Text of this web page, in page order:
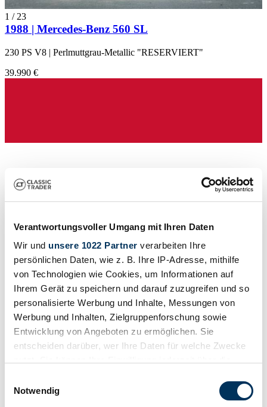
Verantwortungsvoller Umgang mit Ihren Daten
Wir und unsere 1022 Partner verarbeiten Ihre
persönlichen Daten, wie z. B. Ihre IP-Adresse, mithilfe
von Technologien wie Cookies, um Informationen auf
Ihrem Gerät zu speichern und darauf zuzugreifen und so
personalisierte Werbung und Inhalte, Messungen von
Werbung und Inhalten, Zielgruppenforschung sowie
Entwicklung von Angeboten zu ermöglichen. Sie
entscheiden darüber, wer Ihre Daten für welche Zwecke
Trigger Symbol ändern oder widerrufen
Notwendig
1 / 23
1988 | Mercedes-Benz 560 SL
230 PS V8 | Perlmuttgrau-Metallic "RESERVIERT"
39.990 €
Händler
Baureihe
R 107
Karosserieform
Cabriolet (Roadster)
Tachostand (abgelesen)
87.614 mi
169 / 230